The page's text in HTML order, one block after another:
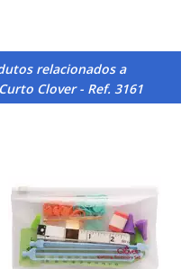
relacionados a
Clover - Ref. 3161